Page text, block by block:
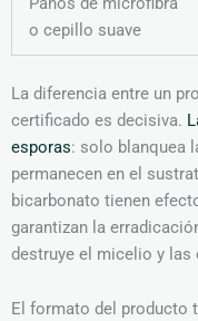
o cepillo suave
La diferencia entre un
certificado es decisiva.
esporas: solo blanquea
permanecen en el
bicarbonato tienen
garantizan la
destruye el micelio y las
El formato del producto